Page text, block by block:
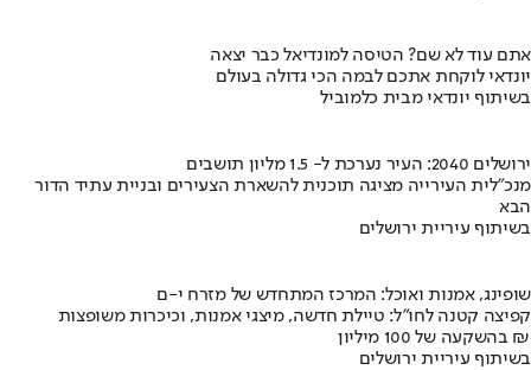
אתם עוד לא שם? הטיסה למונדיאל כבר יצאה
יונדאי לוקחת אתכם לבמה הכי גדולה בעולם
בשיתוף יונדאי מבית כלמוביל
ירושלים 2040: העיר נערכת ל- 1.5 מליון תושבים
מנכ"לית העירייה מציגה תוכנית להשארת הצעירים ובניית עתיד הדור
הבא
בשיתוף עיריית ירושלים
שופינג, אמנות ואוכל: המרכז המתחדש של מזרח י-ם
קפיצה קטנה לחו"ל: טיילת חדשה, מיצגי אמנות, וכיכרות משופצות
בהשקעה של 100 מיליון ₪
בשיתוף עיריית ירושלים